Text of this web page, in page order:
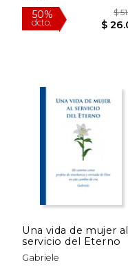
50%
dcto.
Una vida de mujer al
servicio del Eterno
Gabriele